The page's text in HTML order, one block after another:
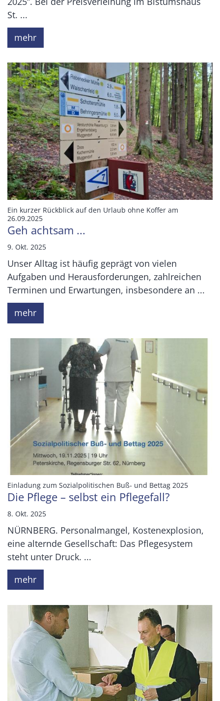
St. ...
mehr
Ein kurzer Rückblick auf den Urlaub ohne Koffer am
26.09.2025:
Geh achtsam ...
9. Okt. 2025
Unser Alltag ist häufig geprägt von vielen
Aufgaben und Herausforderungen, zahlreichen
Terminen und Erwartungen, insbesondere an ...
mehr
Einladung zum Sozialpolitischen Buß- und Bettag 2025:
Die Pflege – selbst ein Pflegefall?
8. Okt. 2025
NÜRNBERG. Personalmangel, Kostenexplosion,
eine alternde Gesellschaft: Das Pflegesystem
steht unter Druck. ...
mehr